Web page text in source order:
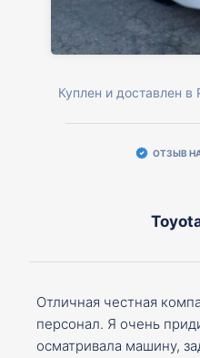
Куплен и доставлен
ОТЗЫВ
Отличная честная
персонал. Я очень
осматривала машину,